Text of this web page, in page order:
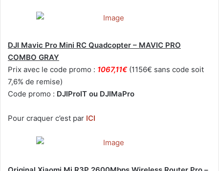
DJI Mavic Pro Mini RC Quadcopter – MAVIC PRO
COMBO GRAY
Prix avec le code promo : 1067,11€ (1156€ sans code soit
7,6% de remise)
Code promo : DJIProIT ou DJIMaPro
Pour craquer c’est par ICI